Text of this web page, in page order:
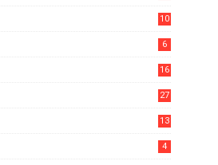
10
6
16
27
13
4